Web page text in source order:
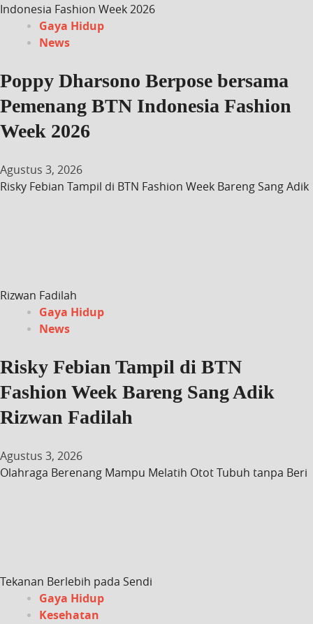
Indonesia Fashion Week 2026
Gaya Hidup
News
Poppy Dharsono Berpose bersama
Pemenang BTN Indonesia Fashion
Week 2026
Agustus 3, 2026
Risky Febian Tampil di BTN Fashion Week Bareng Sang Adik
Rizwan Fadilah
Gaya Hidup
News
Risky Febian Tampil di BTN
Fashion Week Bareng Sang Adik
Rizwan Fadilah
Agustus 3, 2026
Olahraga Berenang Mampu Melatih Otot Tubuh tanpa Beri
Tekanan Berlebih pada Sendi
Gaya Hidup
Kesehatan